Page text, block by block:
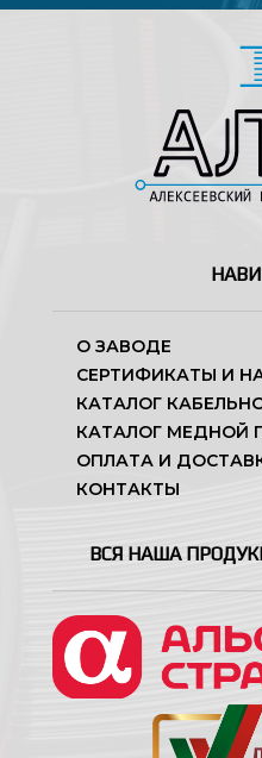
О ЗАВОДЕ
СЕРТИФИКАТЫ И
КАТАЛОГ
КАТАЛОГ МЕДНОЙ
ОПЛАТА И
КОНТАКТЫ
ВСЯ НАША